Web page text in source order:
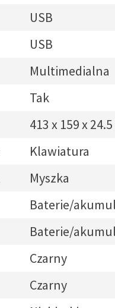
USB
USB
Multimedialna
Tak
413 x 159 x
Klawiatura
Myszka
Baterie/
Baterie/
Czarny
Czarny